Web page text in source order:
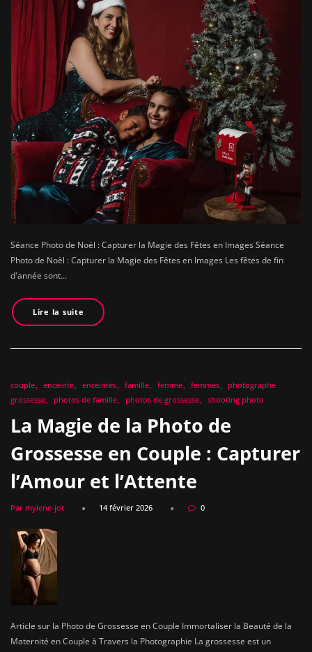
Séance Photo de Noël : Capturer la Magie des Fêtes en Images Séance
Photo de Noël : Capturer la Magie des Fêtes en Images Les fêtes de fin
d'année sont…
Lire la suite
couple enceinte enceintes famille femme femmes
photographe
grossesse
photos de famille photos de grossesse shooting photo
La Magie de la Photo de
Grossesse en Couple : Capturer
l’Amour et l’Attente
Par mylene-jot 14 février 2026 0
Article sur la Photo de Grossesse en Couple Immortaliser la Beauté de la
Maternité en Couple à Travers la Photographie La grossesse est un